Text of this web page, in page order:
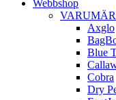
Webbshop
Axglo
Blue
Cobra
Dry